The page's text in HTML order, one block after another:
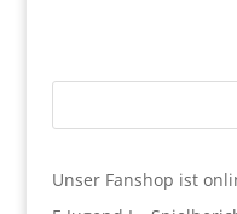
Unser Fanshop ist